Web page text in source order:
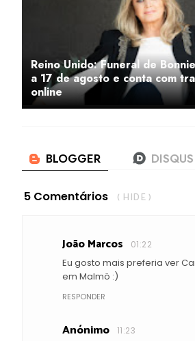
Reino Unido: Funeral de
a 17 de agosto e conta com
online
5 Comentários ( HIDE )
João Marcos 01:22
Eu gosto mais preferia ver
em Malmö :)
RESPONDER
Anónimo 11:23